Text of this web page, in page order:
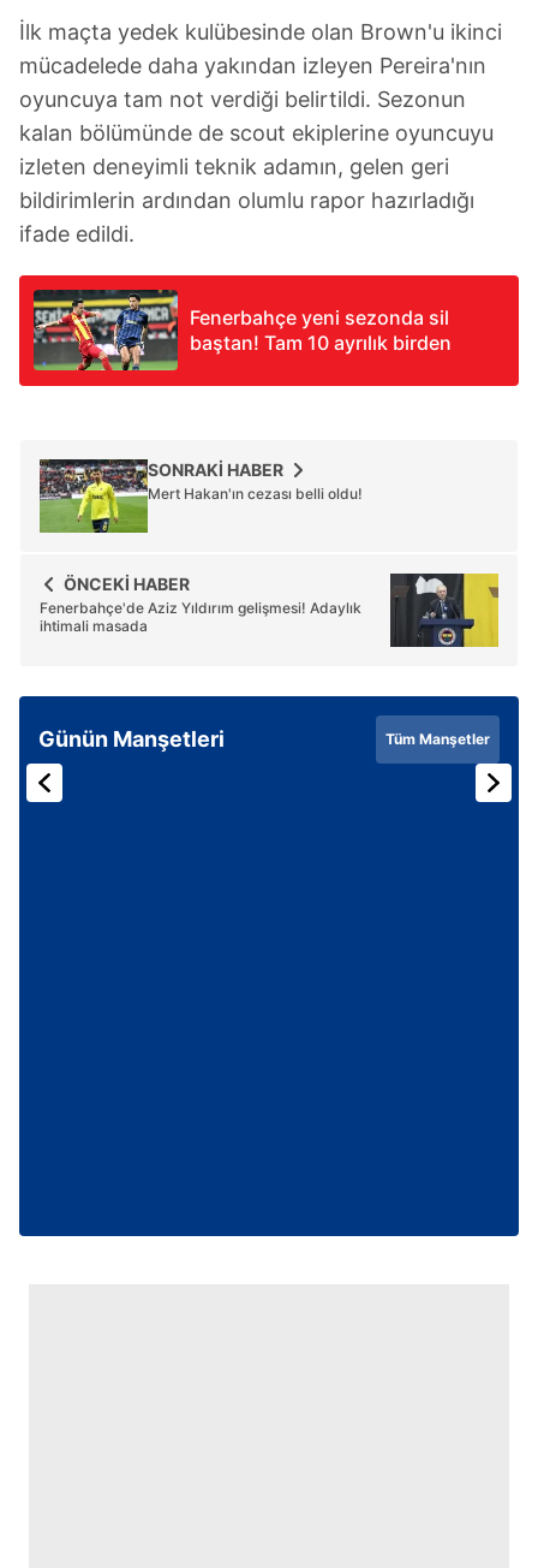
için Ayarlar butonuna tıklayabilir,
Metnimiziziyaret edebilirsiniz.
6698 sayılı Kişisel Verilerin Korunması Kanunu uyarınca
hazırlanmış Aydınlatma Metnimizi okumak ve sitemizde
ilgili mevzuata uygun olarak kullanılan çerezlerle ilgili bilgi
almak için lütfen
tıklayınız
İlk maçta yedek kulübesinde olan Brown'u ikinci
mücadelede daha yakından izleyen Pereira'nın
oyuncuya tam not verdiği belirtildi. Sezonun
kalan bölümünde de scout ekiplerine oyuncuyu
izleten deneyimli teknik adamın, gelen geri
bildirimlerin ardından olumlu rapor hazırladığı
ifade edildi.
Fenerbahçe yeni sezonda sil
baştan! Tam 10 ayrılık birden
SONRAKİ HABER
Mert Hakan'ın cezası belli oldu!
ÖNCEKİ HABER
Fenerbahçe'de Aziz Yıldırım gelişmesi! Adaylık
ihtimali masada
Günün Manşetleri Tüm Manşetler